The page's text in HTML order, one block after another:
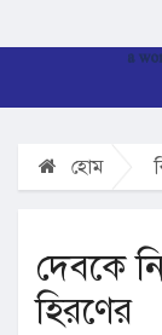
হোম
দেবকে
হিরণের